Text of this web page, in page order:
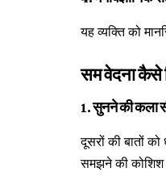
यह व्यक्ति को
सम वेदना कैसे
1. सुनने की कला
दूसरों की बातों
समझने की